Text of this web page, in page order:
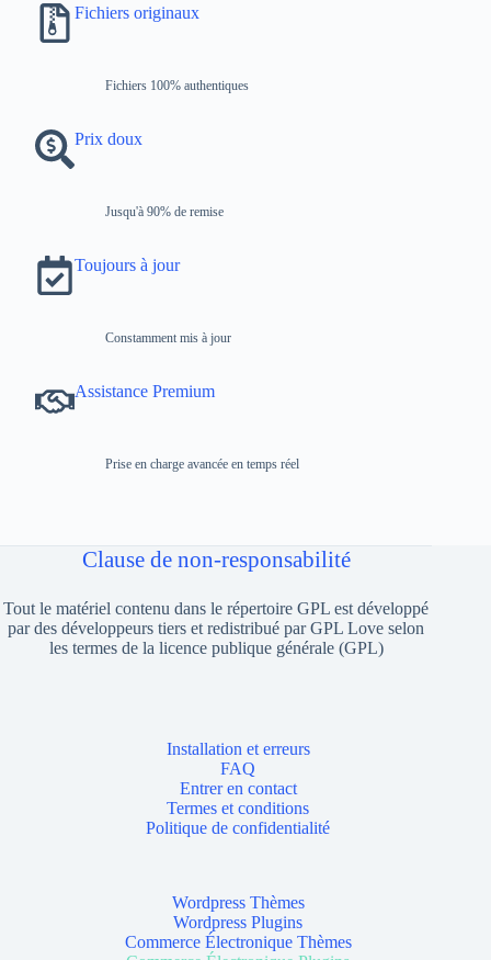
Fichiers originaux
Fichiers 100% authentiques
Prix ​​doux
Jusqu'à 90% de remise
Toujours à jour
Constamment mis à jour
Assistance Premium
Prise en charge avancée en temps réel
Clause de non-responsabilité
Tout le matériel contenu dans le répertoire GPL est développé
par des développeurs tiers et redistribué par GPL Love selon
les termes de la licence publique générale (GPL)
Installation et erreurs
FAQ
Entrer en contact
Termes et conditions
Politique de confidentialité
Wordpress Thèmes
Wordpress Plugins
Commerce Électronique Thèmes